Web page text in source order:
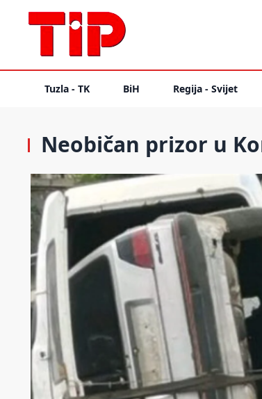
Tuzla - TK BiH Regija - Svijet
Neobičan prizor u